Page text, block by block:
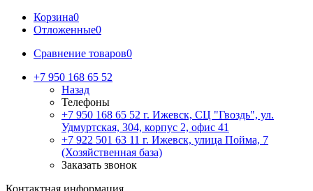
Корзина0
Отложенные0
Сравнение товаров0
+7 950 168 65 52
Назад
Телефоны
+7 950 168 65 52 г. Ижевск, СЦ "Гвоздь", ул.
Удмуртская, 304, корпус 2, офис 41
+7 922 501 63 11 г. Ижевск, улица Пойма, 7
(Хозяйственная база)
Заказать звонок
Контактная информация